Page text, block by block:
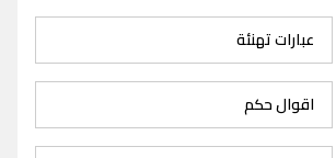
عبارات تهنئة
اقوال حكم